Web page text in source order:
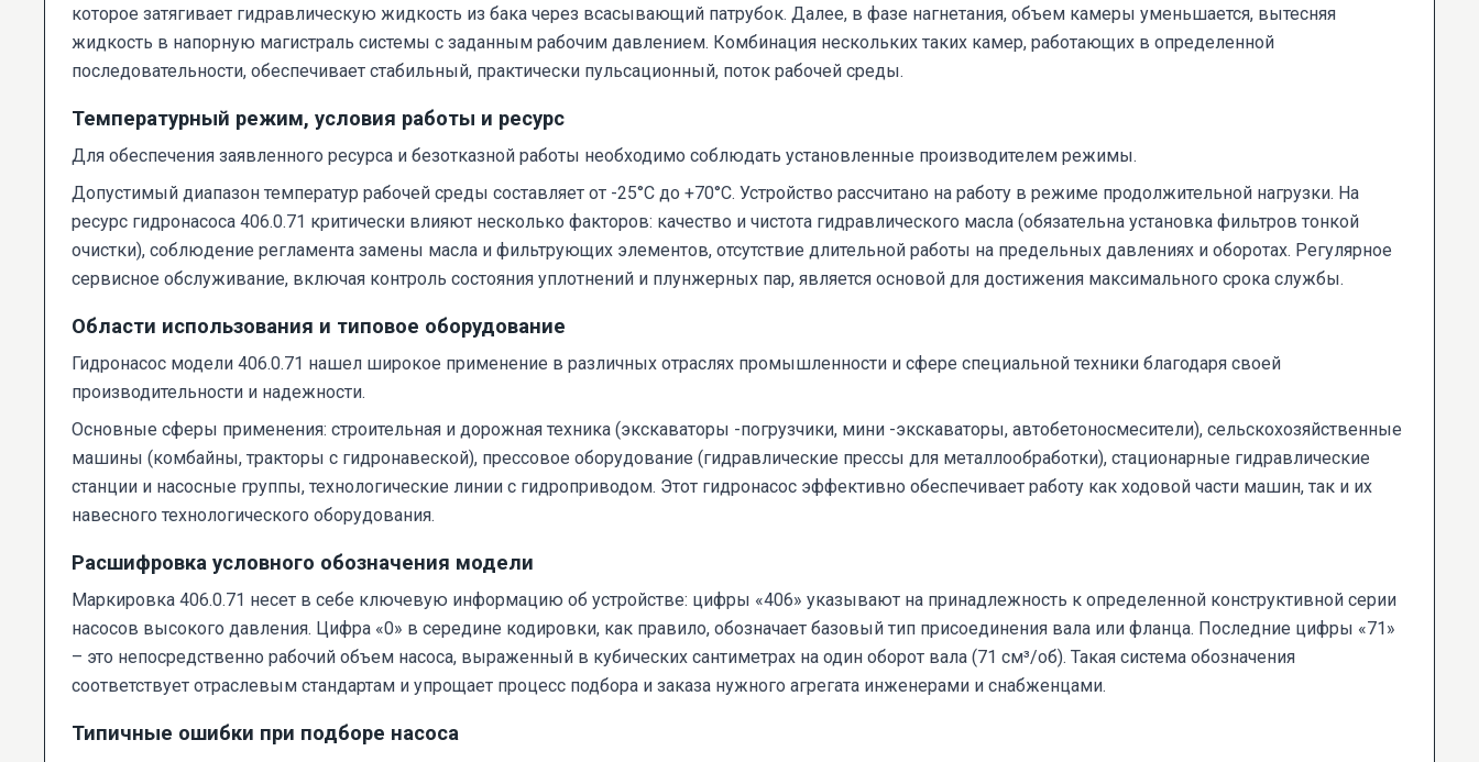
которое затягивает гидравлическую жидкость из бака через всасывающий патрубок. Далее, в фазе нагнетания, объем камеры уменьшается, вытесняя
жидкость в напорную магистраль системы с заданным рабочим давлением. Комбинация нескольких таких камер, работающих в определенной
последовательности, обеспечивает стабильный, практически пульсационный, поток рабочей среды.
Температурный режим, условия работы и ресурс
Для обеспечения заявленного ресурса и безотказной работы необходимо соблюдать установленные производителем режимы.
Допустимый диапазон температур рабочей среды составляет от -25°C до +70°C. Устройство рассчитано на работу в режиме продолжительной нагрузки. На
ресурс гидронасоса 406.0.71 критически влияют несколько факторов: качество и чистота гидравлического масла (обязательна установка фильтров тонкой
очистки), соблюдение регламента замены масла и фильтрующих элементов, отсутствие длительной работы на предельных давлениях и оборотах. Регулярное
сервисное обслуживание, включая контроль состояния уплотнений и плунжерных пар, является основой для достижения максимального срока службы.
Области использования и типовое оборудование
Гидронасос модели 406.0.71 нашел широкое применение в различных отраслях промышленности и сфере специальной техники благодаря своей
производительности и надежности.
Основные сферы применения: строительная и дорожная техника (экскаваторы -погрузчики, мини -экскаваторы, автобетоносмесители), сельскохозяйственные
машины (комбайны, тракторы с гидронавеской), прессовое оборудование (гидравлические прессы для металлообработки), стационарные гидравлические
станции и насосные группы, технологические линии с гидроприводом. Этот гидронасос эффективно обеспечивает работу как ходовой части машин, так и их
навесного технологического оборудования.
Расшифровка условного обозначения модели
Маркировка 406.0.71 несет в себе ключевую информацию об устройстве: цифры «406» указывают на принадлежность к определенной конструктивной серии
насосов высокого давления. Цифра «0» в середине кодировки, как правило, обозначает базовый тип присоединения вала или фланца. Последние цифры «71»
– это непосредственно рабочий объем насоса, выраженный в кубических сантиметрах на один оборот вала (71 см³/об). Такая система обозначения
соответствует отраслевым стандартам и упрощает процесс подбора и заказа нужного агрегата инженерами и снабженцами.
Типичные ошибки при подборе насоса